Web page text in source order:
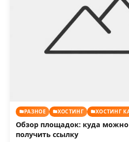
РАЗНОЕ ХОСТИНГ ХОСТИНГ
Обзор площадок: куда можно
получить ссылку